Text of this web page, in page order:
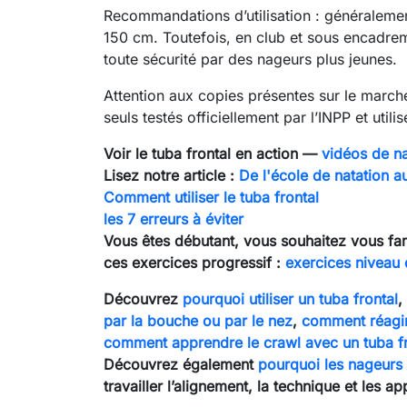
Recommandations d’utilisation :
150 cm. Toutefois, en club et sous
toute sécurité par des nageurs plus jeunes.
Attention aux copies présentes sur le
seuls testés officiellement par l’INPP et
Voir le tuba frontal en action — vidéos de
Lisez notre article : De l'école de natation
Comment utiliser le tuba frontal
les 7 erreurs à éviter
Vous êtes débutant, vous souhaitez vous
ces exercices progressif : exercices niveau
Découvrez pourquoi utiliser un tuba frontal,
par la bouche ou par le nez, comment
comment apprendre le crawl avec un tuba
Découvrez également pourquoi les
travailler l’alignement, la technique et les